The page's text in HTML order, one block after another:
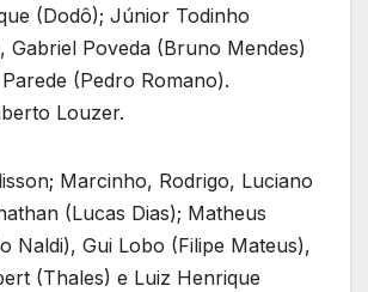
(Dodô); Júnior Todinho
Gabriel Poveda (Bruno Mendes)
(Pedro Romano).
Louzer.
Marcinho, Rodrigo, Luciano
(Lucas Dias); Matheus
Naldi), Gui Lobo (Filipe Mateus),
(Thales) e Luiz Henrique